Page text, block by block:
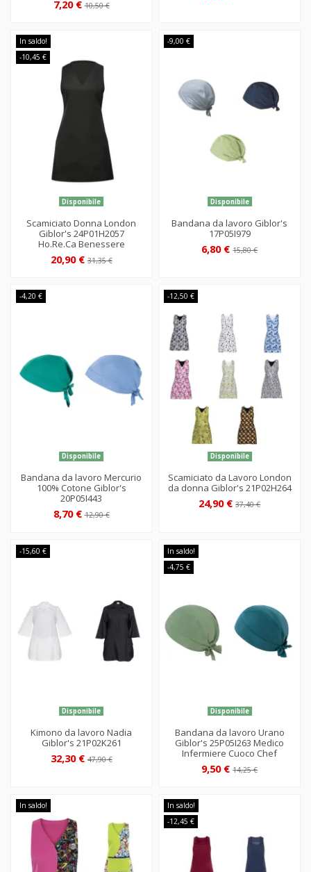
7,20 €10,50 €
In saldo!
-10,45 €
Disponibile
Scamiciato Donna London
Giblor's 24P01H2057
Ho.Re.Ca Benessere
20,90 €31,35 €
-9,00 €
Disponibile
Bandana da lavoro Giblor's
17P05I979
6,80 €15,80 €
-4,20 €
Disponibile
Bandana da lavoro Mercurio
100% Cotone Giblor's
20P05I443
8,70 €12,90 €
-12,50 €
Disponibile
Scamiciato da Lavoro London
da donna Giblor's 21P02H264
24,90 €37,40 €
-15,60 €
Disponibile
Kimono da lavoro Nadia
Giblor's 21P02K261
32,30 €47,90 €
In saldo!
-4,75 €
Disponibile
Bandana da lavoro Urano
Giblor's 25P05I263 Medico
Infermiere Cuoco Chef
9,50 €14,25 €
In saldo!
In saldo!
-12,45 €